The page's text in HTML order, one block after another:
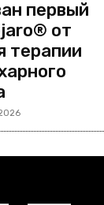
первый
от